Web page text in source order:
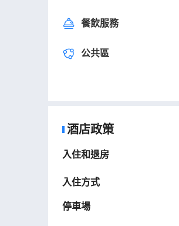
餐飲服務
公共區
酒店政策
入住和退房
入住方式
停車場